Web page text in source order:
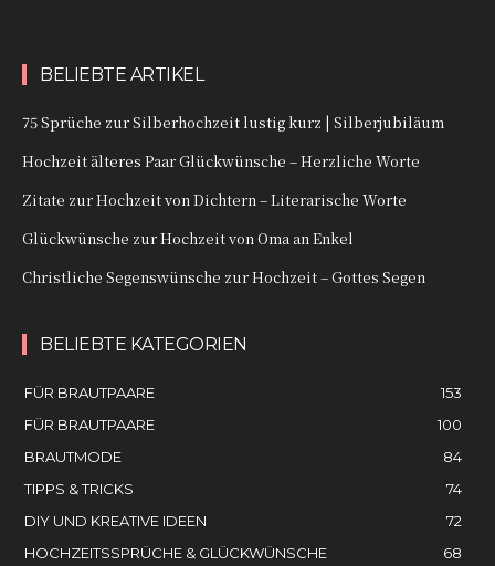
BELIEBTE ARTIKEL
75 Sprüche zur Silberhochzeit lustig kurz | Silberjubiläum
Hochzeit älteres Paar Glückwünsche – Herzliche Worte
Zitate zur Hochzeit von Dichtern – Literarische Worte
Glückwünsche zur Hochzeit von Oma an Enkel
Christliche Segenswünsche zur Hochzeit – Gottes Segen
BELIEBTE KATEGORIEN
FÜR BRAUTPAARE
153
FÜR BRAUTPAARE
100
BRAUTMODE
84
TIPPS & TRICKS
74
DIY UND KREATIVE IDEEN
72
HOCHZEITSSPRÜCHE & GLÜCKWÜNSCHE
68